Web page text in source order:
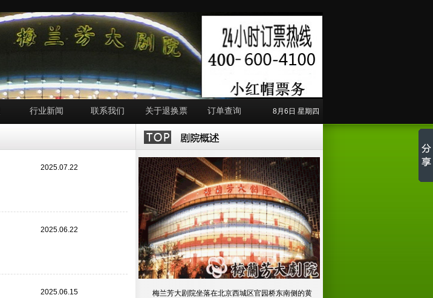
行业新闻 联系我们 关于退换票 订单查询 8月6日 星期四
2025.07.22
2025.06.22
2025.06.15
梅兰芳大剧院坐落在北京西城区官园桥东南侧的黄